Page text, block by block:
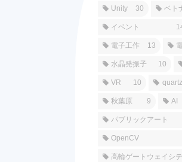
Unity 30 ベト
イベント
電子工作 13
水晶発振子 10
VR 10 quartz
秋葉原 9 AI
パブリックアート
OpenCV
高輪ゲートウェイシ